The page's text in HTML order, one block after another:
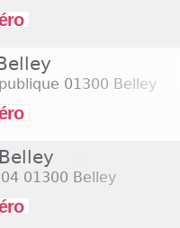
01300 Belley
01300 Belley